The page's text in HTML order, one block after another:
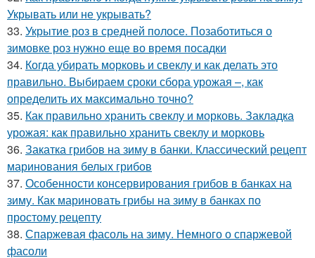
Укрывать или не укрывать?
33. Укрытие роз в средней полосе. Позаботиться о
зимовке роз нужно еще во время посадки
34. Когда убирать морковь и свеклу и как делать это
правильно. Выбираем сроки сбора урожая –, как
определить их максимально точно?
35. Как правильно хранить свеклу и морковь. Закладка
урожая: как правильно хранить свеклу и морковь
36. Закатка грибов на зиму в банки. Классический рецепт
маринования белых грибов
37. Особенности консервирования грибов в банках на
зиму. Как мариновать грибы на зиму в банках по
простому рецепту
38. Спаржевая фасоль на зиму. Немного о спаржевой
фасоли